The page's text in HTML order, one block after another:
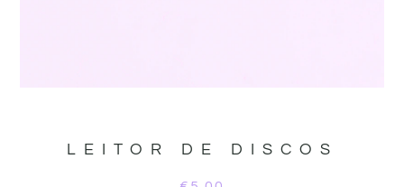
LEITOR DE DISCOS